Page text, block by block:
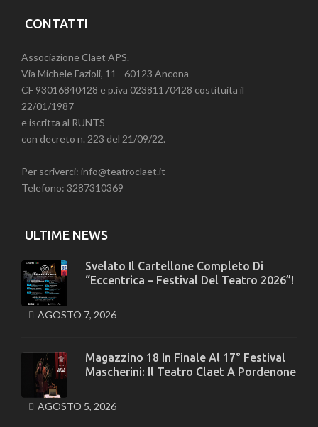
CONTATTI
Associazione Claet APS.
Via Michele Fazioli, 11 - 60123 Ancona
CF 93016840428 e p.iva 02381170428 costituita il
22/01/1987
e iscritta al RUNTS
con decreto n. 223 del 21/09/22.
Per scriverci: info@teatroclaet.it
Telefono: 3287310369
ULTIME NEWS
Svelato Il Cartellone Completo Di
“Eccentrica – Festival Del Teatro 2026”!
AGOSTO 7, 2026
Magazzino 18 In Finale Al 17° Festival
Mascherini: Il Teatro Claet A Pordenone
AGOSTO 5, 2026